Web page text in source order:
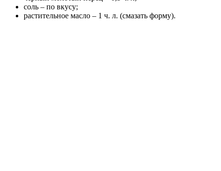
соль – по вкусу;
растительное масло – 1 ч. л. (смазать форму).